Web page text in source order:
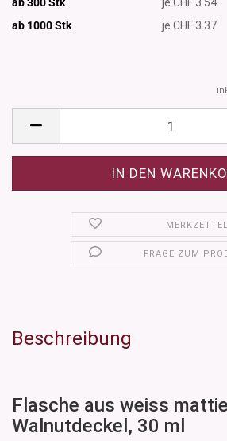
ab 1000Stk je CHF 3.37
MERKZETTEL
FRAGE ZUM
Beschreibung
Flasche aus weiss
Walnutdeckel, 30 ml